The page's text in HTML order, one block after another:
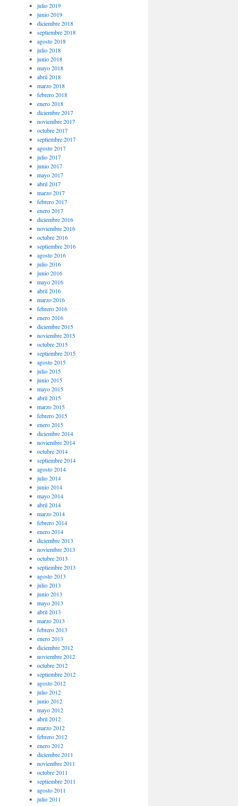
julio 2019
junio 2019
diciembre 2018
septiembre 2018
agosto 2018
julio 2018
junio 2018
mayo 2018
abril 2018
marzo 2018
febrero 2018
enero 2018
diciembre 2017
noviembre 2017
octubre 2017
septiembre 2017
agosto 2017
julio 2017
junio 2017
mayo 2017
abril 2017
marzo 2017
febrero 2017
enero 2017
diciembre 2016
noviembre 2016
octubre 2016
septiembre 2016
agosto 2016
julio 2016
junio 2016
mayo 2016
abril 2016
marzo 2016
febrero 2016
enero 2016
diciembre 2015
noviembre 2015
octubre 2015
septiembre 2015
agosto 2015
julio 2015
junio 2015
mayo 2015
abril 2015
marzo 2015
febrero 2015
enero 2015
diciembre 2014
noviembre 2014
octubre 2014
septiembre 2014
agosto 2014
julio 2014
junio 2014
mayo 2014
abril 2014
marzo 2014
febrero 2014
enero 2014
diciembre 2013
noviembre 2013
octubre 2013
septiembre 2013
agosto 2013
julio 2013
junio 2013
mayo 2013
abril 2013
marzo 2013
febrero 2013
enero 2013
diciembre 2012
noviembre 2012
octubre 2012
septiembre 2012
agosto 2012
julio 2012
junio 2012
mayo 2012
abril 2012
marzo 2012
febrero 2012
enero 2012
diciembre 2011
noviembre 2011
octubre 2011
septiembre 2011
agosto 2011
julio 2011